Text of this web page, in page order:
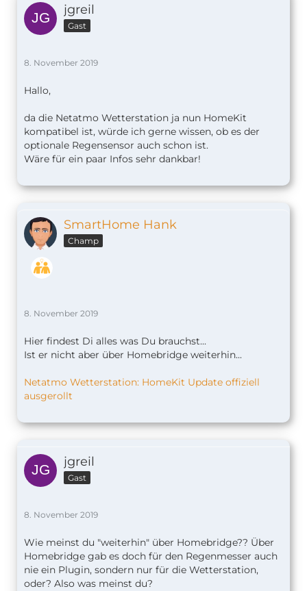
jgreil
Gast
8. November 2019
Hallo,
da die Netatmo Wetterstation ja nun HomeKit
kompatibel ist, würde ich gerne wissen, ob es der
optionale Regensensor auch schon ist.
Wäre für ein paar Infos sehr dankbar!
SmartHome Hank
Champ
8. November 2019
Hier findest Di alles was Du brauchst...
Ist er nicht aber über Homebridge weiterhin...
Netatmo Wetterstation: HomeKit Update offiziell
ausgerollt
jgreil
Gast
8. November 2019
Wie meinst du "weiterhin" über Homebridge?? Über
Homebridge gab es doch für den Regenmesser auch
nie ein Plugin, sondern nur für die Wetterstation,
oder? Also was meinst du?